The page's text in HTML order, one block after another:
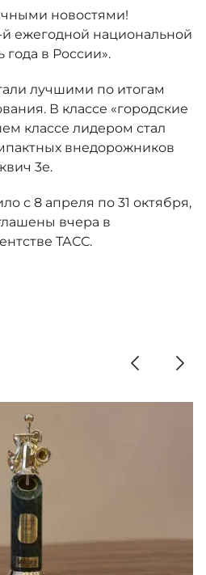
динамичный седан
2 237 000 ₽*
(РУ)
создающий равные
8
новостями!
ежегодной национальной
в России».
лучшими по итогам
В классе «городские
классе лидером стал
внедорожников
3е.
с 8 апреля по 31 октября,
вчера в
ТАСС.